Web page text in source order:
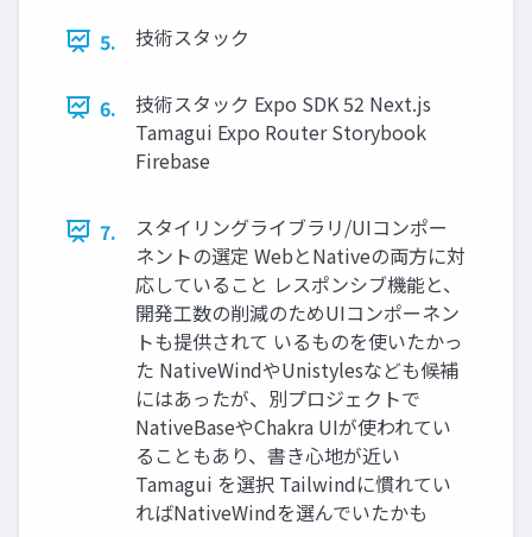
5. 技術スタック
6.
技術スタック Expo SDK 52 Next.js
Tamagui Expo Router Storybook
Firebase
7.
スタイリングライブラリ/UIコンポー
ネントの選定 WebとNativeの両方に対
応していること レスポンシブ機能と、
開発工数の削減のためUIコンポーネン
トも提供されて いるものを使いたかっ
た NativeWindやUnistylesなども候補
にはあったが、別プロジェクトで
NativeBaseやChakra UIが使われてい
ることもあり、書き心地が近い
Tamagui を選択 Tailwindに慣れてい
ればNativeWindを選んでいたかも